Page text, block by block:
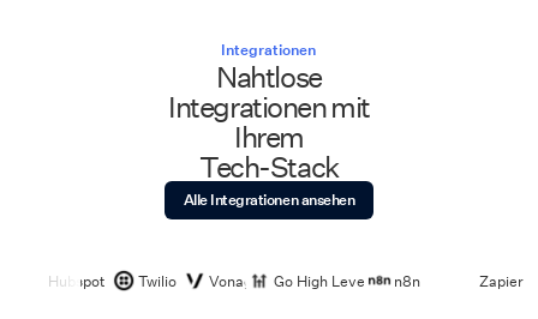
Integrationen
Nahtlose
Integrationen mit
Ihrem
Tech-Stack
Alle Integrationen ansehen
Hubspot Twilio Vonage Go High Level n8n Zapier